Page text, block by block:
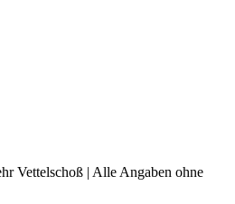
Vettelschoß | Alle Angaben ohne